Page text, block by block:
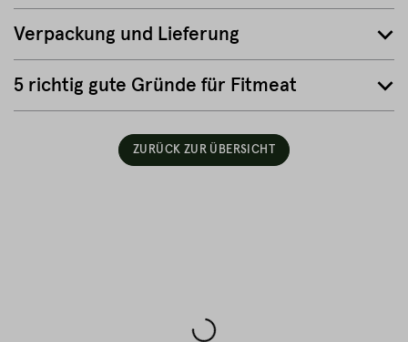
Verpackung und Lieferung
5 richtig gute Gründe für Fitmeat
ZURÜCK ZUR ÜBERSICHT